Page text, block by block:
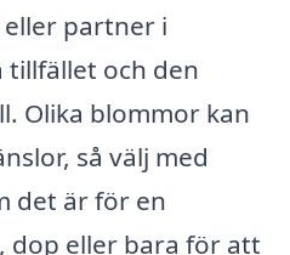
partner i
tillfället och den
Olika blommor kan
så välj med
det är för en
dop eller bara för att